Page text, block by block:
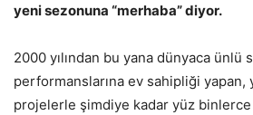
yeni sezonuna “merhaba” diyor.
2000 yılından bu yana dünyaca ünlü
performanslarına ev sahipliği
projelerle şimdiye kadar yüz binlerce